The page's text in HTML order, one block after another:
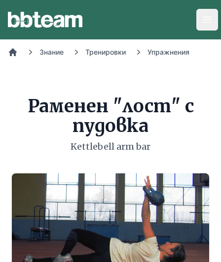
Знание Тренировки Упражнения
Раменен "лост" с
пудовка
Kettlebell arm bar